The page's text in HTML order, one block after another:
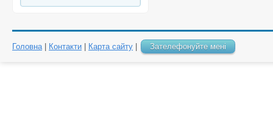
Головна| Контакти Карта сайту Зателефонуйте мені